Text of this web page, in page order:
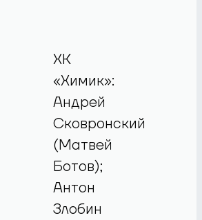
ХК
«Химик»:
Андрей
Сковронский
(Матвей
Ботов);
Антон
Злобин